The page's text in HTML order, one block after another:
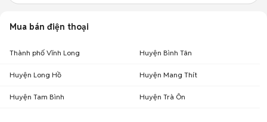
Mua bán điện thoại
Thành phố Vĩnh Long Huyện Bình Tân
Huyện Long Hồ Huyện Mang Thít
Huyện Tam Bình Huyện Trà Ôn